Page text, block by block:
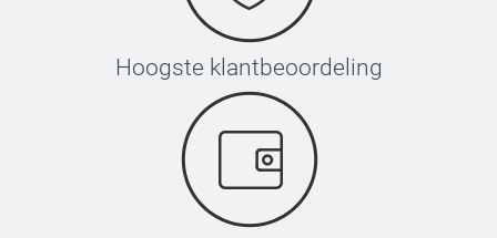
Hoogste klantbeoordeling